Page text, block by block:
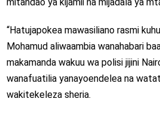
“Hatujapokea mawasiliano rasmi
Mohamud aliwaambia wanahabari
makamanda wakuu wa polisi jijini
wanafuatilia yanayoendelea na
wakitekeleza sheria.